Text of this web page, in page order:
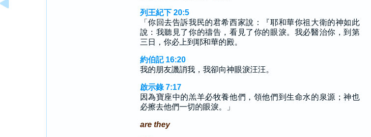
列王紀下 20:5
「你回去告訴我民的君希西家說：『耶和華你祖大衛的神如此
說：我聽見了你的禱告，看見了你的眼淚。我必醫治你，到第
三日，你必上到耶和華的殿。
約伯記 16:20
我的朋友譏誚我，我卻向神眼淚汪汪。
啟示錄 7:17
因為寶座中的羔羊必牧養他們，領他們到生命水的泉源；神也
必擦去他們一切的眼淚。」
are they